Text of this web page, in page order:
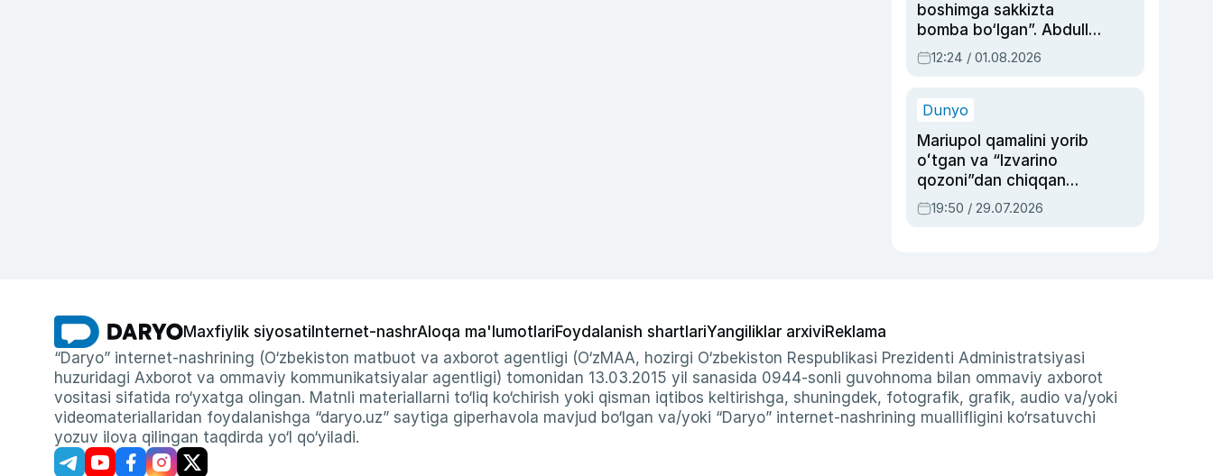
boshimga sakkizta
bomba bo‘lgan”. Abdulla
Oripovni siyosiy
ayblovlardan asrab
12:24 / 01.08.2026
Dunyo
Mariupol qamalini yorib
oʻtgan va “Izvarino
qozoni”dan chiqqan
qahramon — Ukraina
armiyasi bosh
19:50 / 29.07.2026
Maxfiylik siyosati Internet-nashrAloqa ma'lumotlariFoydalanish shartlariYangiliklar arxiviReklama
“Daryo” internet-nashrining (O‘zbekiston matbuot va axborot agentligi (O‘zMAA, hozirgi O‘zbekiston Respublikasi Prezidenti Administratsiyasi
huzuridagi Axborot va ommaviy kommunikatsiyalar agentligi) tomonidan 13.03.2015 yil sanasida 0944-sonli guvohnoma bilan ommaviy axborot
vositasi sifatida ro‘yxatga olingan. Matnli materiallarni to‘liq ko‘chirish yoki qisman iqtibos keltirishga, shuningdek, fotografik, grafik, audio va/yoki
videomateriallaridan foydalanishga “daryo.uz” saytiga giperhavola mavjud bo‘lgan va/yoki “Daryo” internet-nashrining muallifligini ko‘rsatuvchi
yozuv ilova qilingan taqdirda yo‘l qo‘yiladi.